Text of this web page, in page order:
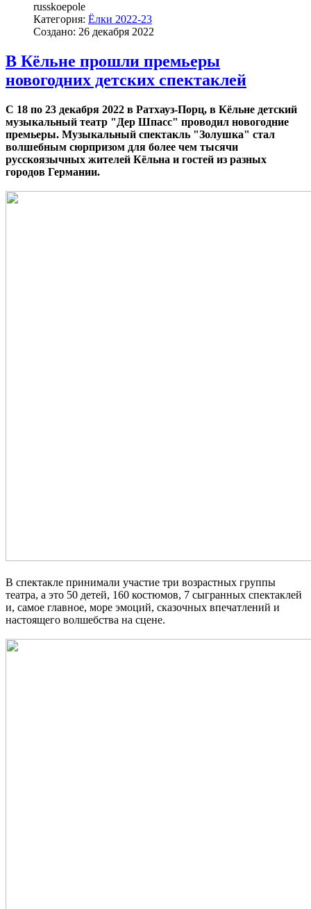
russkoepole
Категория: Ёлки 2022-23
Создано: 26 декабря 2022
В Кёльне прошли премьеры
новогодних детских спектаклей
С 18 по 23 декабря 2022 в Ратхауз-Порц, в Кёльне детский
музыкальный театр "Дер Шпасс" проводил новогодние
премьеры. Музыкальный спектакль "Золушка" стал
волшебным сюрпризом для более чем тысячи
русскоязычных жителей Кёльна и гостей из разных
городов Германии.
В спектакле принимали участие три возрастных группы
театра, а это 50 детей, 160 костюмов, 7 сыгранных спектаклей
и, самое главное, море эмоций, сказочных впечатлений и
настоящего волшебства на сцене.